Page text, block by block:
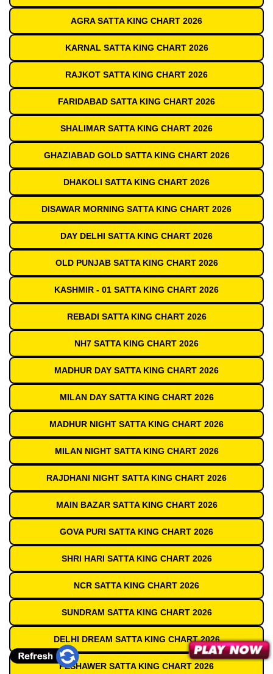
AGRA SATTA KING CHART 2026
KARNAL SATTA KING CHART 2026
RAJKOT SATTA KING CHART 2026
FARIDABAD SATTA KING CHART 2026
SHALIMAR SATTA KING CHART 2026
GHAZIABAD GOLD SATTA KING CHART 2026
DHAKOLI SATTA KING CHART 2026
DISAWAR MORNING SATTA KING CHART 2026
DAY DELHI SATTA KING CHART 2026
OLD PUNJAB SATTA KING CHART 2026
KASHMIR - 01 SATTA KING CHART 2026
REBADI SATTA KING CHART 2026
NH7 SATTA KING CHART 2026
MADHUR DAY SATTA KING CHART 2026
MILAN DAY SATTA KING CHART 2026
MADHUR NIGHT SATTA KING CHART 2026
MILAN NIGHT SATTA KING CHART 2026
RAJDHANI NIGHT SATTA KING CHART 2026
MAIN BAZAR SATTA KING CHART 2026
GOVA PURI SATTA KING CHART 2026
SHRI HARI SATTA KING CHART 2026
NCR SATTA KING CHART 2026
SUNDRAM SATTA KING CHART 2026
DELHI DREAM SATTA KING CHART 2026
PESHAWER SATTA KING CHART 2026